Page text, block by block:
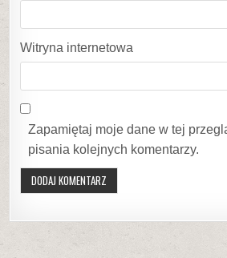
Witryna internetowa
Zapamiętaj moje dane w tej
pisania kolejnych komentarzy.